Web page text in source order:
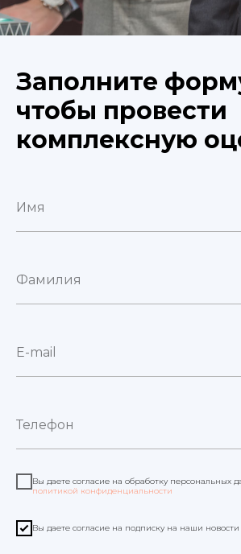
Заполните
чтобы провести
комплексную
Имя
Фамилия
E-mail
Телефон
Вы даете согласие на обработку персональных
политикой конфиденциальности
Вы даете согласие на подписку на наши новости